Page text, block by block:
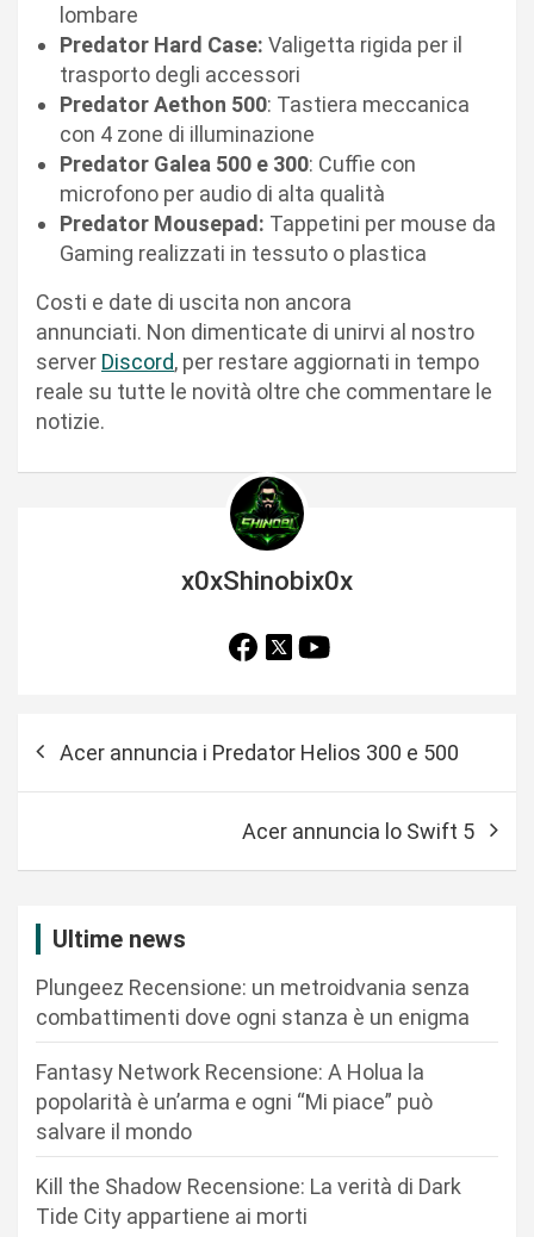
lombare
Predator Hard Case: Valigetta rigida per il
trasporto degli accessori
Predator Aethon 500: Tastiera meccanica
con 4 zone di illuminazione
Predator Galea 500 e 300: Cuffie con
microfono per audio di alta qualità
Predator Mousepad: Tappetini per mouse da
Gaming realizzati in tessuto o plastica
Costi e date di uscita non ancora
annunciati. Non dimenticate di unirvi al nostro
server Discord, per restare aggiornati in tempo
reale su tutte le novità oltre che commentare le
notizie.
x0xShinobix0x
Acer annuncia i Predator Helios 300 e 500
Acer annuncia lo Swift 5
Ultime news
Plungeez Recensione: un metroidvania senza
combattimenti dove ogni stanza è un enigma
Fantasy Network Recensione: A Holua la
popolarità è un’arma e ogni “Mi piace” può
salvare il mondo
Kill the Shadow Recensione: La verità di Dark
Tide City appartiene ai morti